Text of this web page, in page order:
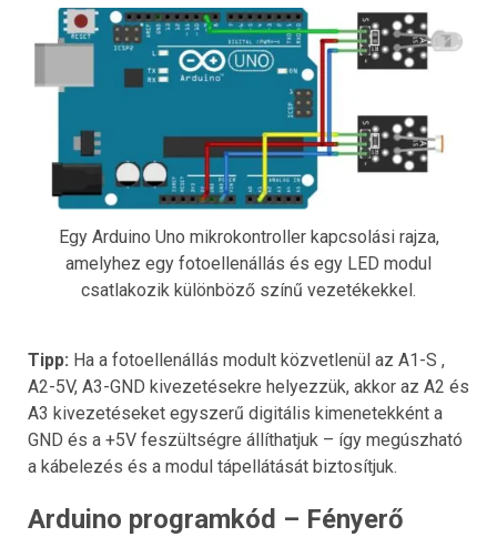
Egy Arduino Uno mikrokontroller kapcsolási rajza,
amelyhez egy fotoellenállás és egy LED modul
csatlakozik különböző színű vezetékekkel.
Tipp: Ha a fotoellenállás modult közvetlenül az A1-S ,
A2-5V, A3-GND kivezetésekre helyezzük, akkor az A2 és
A3 kivezetéseket egyszerű digitális kimenetekként a
GND és a +5V feszültségre állíthatjuk – így megúszható
a kábelezés és a modul tápellátását biztosítjuk.
Arduino programkód – Fényerő